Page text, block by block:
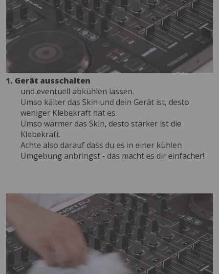
1. Gerät ausschalten
und eventuell abkühlen lassen.
Umso kälter das Skin und dein Gerät ist, desto
weniger Klebekraft hat es.
Umso wärmer das Skin, desto stärker ist die
Klebekraft.
Achte also darauf dass du es in einer kühlen
Umgebung anbringst - das macht es dir einfacher!